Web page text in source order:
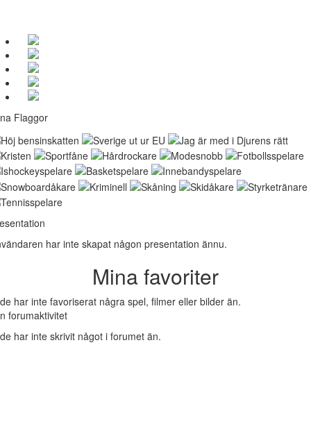
Flaggor
har inte skapat någon presentation ännu.
Mina favoriter
har inte favoriserat några spel, filmer eller bilder än.
forumaktivitet
har inte skrivit något i forumet än.